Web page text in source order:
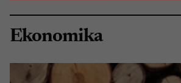
Ekonomika